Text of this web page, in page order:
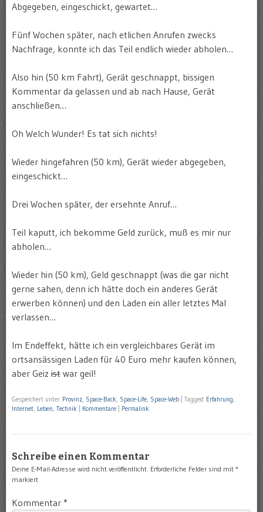
Abgegeben, eingeschickt, gewartet…
Fünf Wochen später, nach etlichen Anrufen zwecks
Nachfrage, konnte ich das Teil endlich wieder abholen…
Also hin (50 km Fahrt), Gerät geschnappt, bissigen
Kommentar da gelassen und ab nach Hause, Gerät
anschließen…
Oh Welch Wunder! Es tat sich nichts!
Wieder hingefahren (50 km), Gerät wieder abgegeben,
eingeschickt…
Drei Wochen später, der ersehnte Anruf…
Teil kaputt, ich bekomme Geld zurück, muß es mir nur
abholen…
Wieder hin (50 km), Geld geschnappt (was die gar nicht
gerne sahen, denn ich hätte doch ein anderes Gerät
erwerben können) und den Laden ein aller letztes Mal
verlassen…
Im Endeffekt, hätte ich ein vergleichbares Gerät im
ortsansässigen Laden für 40 Euro mehr kaufen können,
aber Geiz ist war geil!
Gespeichert unter Provinz, Space-Back, Space-Life, Space-Web Tagged Erfahrung,
Internet, Leben, Technik Kommentare Permalink
Schreibe einen Kommentar
Deine E-Mail-Adresse wird nicht veröffentlicht. Erforderliche Felder sind mit *
markiert
Kommentar *